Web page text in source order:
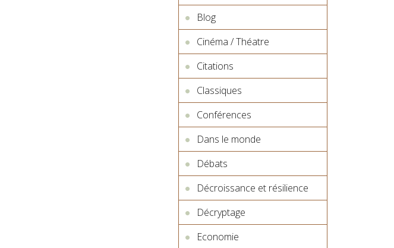
Blog
Cinéma / Théatre
Citations
Classiques
Conférences
Dans le monde
Débats
Décroissance et résilience
Décryptage
Economie